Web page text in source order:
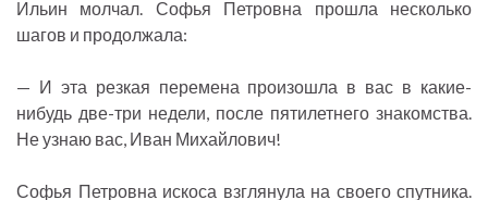
Ильин молчал. Софья Петровна прошла несколько
шагов и продолжала:
— И эта резкая перемена произошла в вас в какие-
нибудь две-три недели, после пятилетнего знакомства.
Не узнаю вас, Иван Михайлович!
Софья Петровна искоса взглянула на своего спутника.